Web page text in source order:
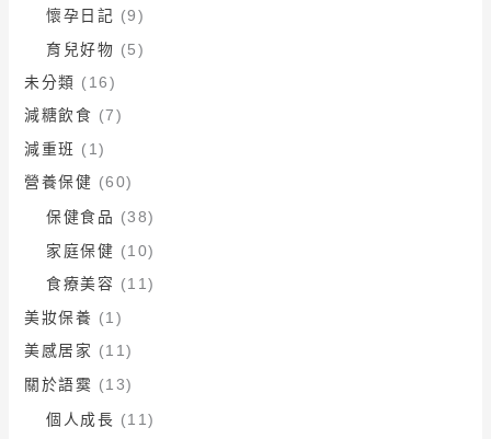
懷孕日記 (9)
育兒好物 (5)
未分類 (16)
減糖飲食 (7)
減重班 (1)
營養保健 (60)
保健食品 (38)
家庭保健 (10)
食療美容 (11)
美妝保養 (1)
美感居家 (11)
關於語霙 (13)
個人成長 (11)